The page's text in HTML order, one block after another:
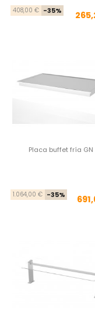
408,00 € -35%
Placa buffet fría GN
1.064,00 € -35%